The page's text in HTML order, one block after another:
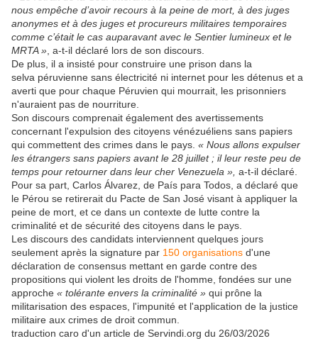
nous empêche d’avoir recours à la peine de mort, à des juges
anonymes et à des juges et procureurs militaires temporaires
comme c’était le cas auparavant avec le Sentier lumineux et le
MRTA » , a-t-il déclaré lors de son discours.
De plus, il a insisté pour construire une prison dans la
selva péruvienne sans électricité ni internet pour les détenus et a
averti que pour chaque Péruvien qui mourrait, les prisonniers
n'auraient pas de nourriture.
Son discours comprenait également des avertissements
concernant l'expulsion des citoyens vénézuéliens sans papiers
qui commettent des crimes dans le pays. « Nous allons expulser
les étrangers sans papiers avant le 28 juillet ; il leur reste peu de
temps pour retourner dans leur cher Venezuela », a-t-il déclaré.
Pour sa part, Carlos Álvarez, de País para Todos, a déclaré que
le Pérou se retirerait du Pacte de San José visant à appliquer la
peine de mort, et ce dans un contexte de lutte contre la
criminalité et de sécurité des citoyens dans le pays.
Les discours des candidats interviennent quelques jours
seulement après la signature par 150 organisations d'une
déclaration de consensus mettant en garde contre des
propositions qui violent les droits de l'homme, fondées sur une
approche « tolérante envers la criminalité » qui prône la
militarisation des espaces, l'impunité et l'application de la justice
militaire aux crimes de droit commun.
traduction caro d'un article de Servindi.org du 26/03/2026